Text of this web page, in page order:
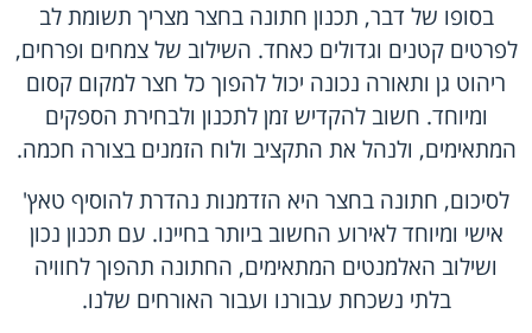
בסופו של דבר, תכנון חתונה בחצר מצריך תשומת לב
לפרטים קטנים וגדולים כאחד. השילוב של צמחים ופרחים,
ריהוט גן ותאורה נכונה יכול להפוך כל חצר למקום קסום
ומיוחד. חשוב להקדיש זמן לתכנון ולבחירת הספקים
המתאימים, ולנהל את התקציב ולוח הזמנים בצורה חכמה.
לסיכום, חתונה בחצר היא הזדמנות נהדרת להוסיף טאץ'
אישי ומיוחד לאירוע החשוב ביותר בחיינו. עם תכנון נכון
ושילוב האלמנטים המתאימים, החתונה תהפוך לחוויה
בלתי נשכחת עבורנו ועבור האורחים שלנו.